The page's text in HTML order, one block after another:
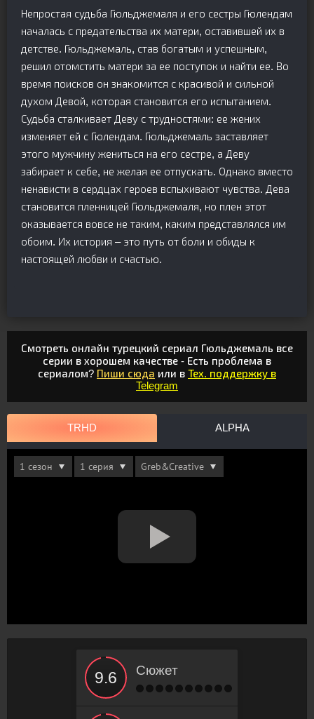
Непростая судьба Гюльджемаля и его сестры Гюлендам
началась с предательства их матери, оставившей их в
детстве. Гюльджемаль, став богатым и успешным,
решил отомстить матери за ее поступок и найти ее. Во
время поисков он знакомится с красивой и сильной
духом Девой, которая становится его испытанием.
Судьба сталкивает Деву с трудностями: ее жених
изменяет ей с Гюлендам. Гюльджемаль заставляет
этого мужчину жениться на его сестре, а Деву
забирает к себе, не желая ее отпускать. Однако вместо
ненависти в сердцах героев вспыхивают чувства. Дева
становится пленницей Гюльджемаля, но плен этот
оказывается вовсе не таким, каким представлялся им
обоим. Их история – это путь от боли и обиды к
настоящей любви и счастью.
Смотреть онлайн турецкий сериал Гюльджемаль все
серии в хорошем качестве - Есть проблема в
сериалом? Пиши сюда или в Тех. поддержку в
Telegram
TRHD ALPHA
Сюжет